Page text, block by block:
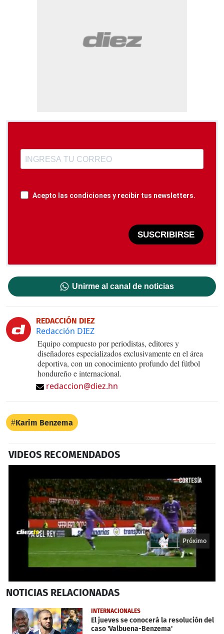
Acepto las condiciones y recibir tus newsletters.
SUSCRIBIRSE
Unirme al canal de noticias
REDACCIÓN DIEZ
Redacción DIEZ
Equipo compuesto por periodistas, editores y
diseñadores especializados exclusivamente en el área
deportiva, con un conocimiento profundo del fútbol
hondureño e internacional.
redaccion@diez.hn
Karim Benzema
VIDEOS RECOMENDADOS
seconds
18
seconds
Próximo
NOTICIAS RELACIONADAS
INTERNACIONALES
El jueves se conocerá la resolución del
caso 'Valbuena-Benzema'